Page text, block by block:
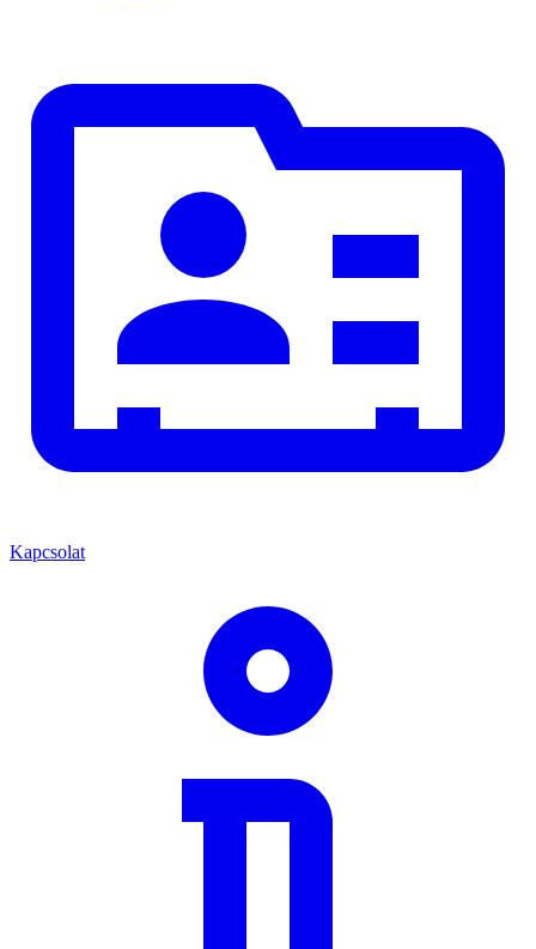
Kapcsolat